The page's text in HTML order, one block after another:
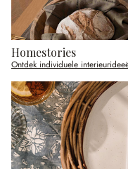
Homestories
Ontdek individuele